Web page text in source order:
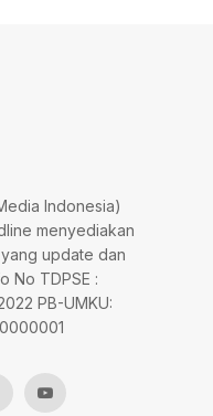
Indonesia)
menyediakan
update dan
No TDPSE :
PB-UMKU: